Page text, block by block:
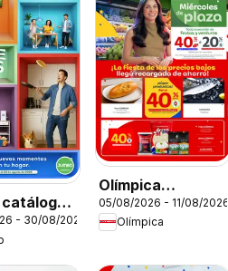
- 30/08/2026
Olímpica
catálogo
Miércoles de
05/08/2026 - 11/08/2026
Olímpica